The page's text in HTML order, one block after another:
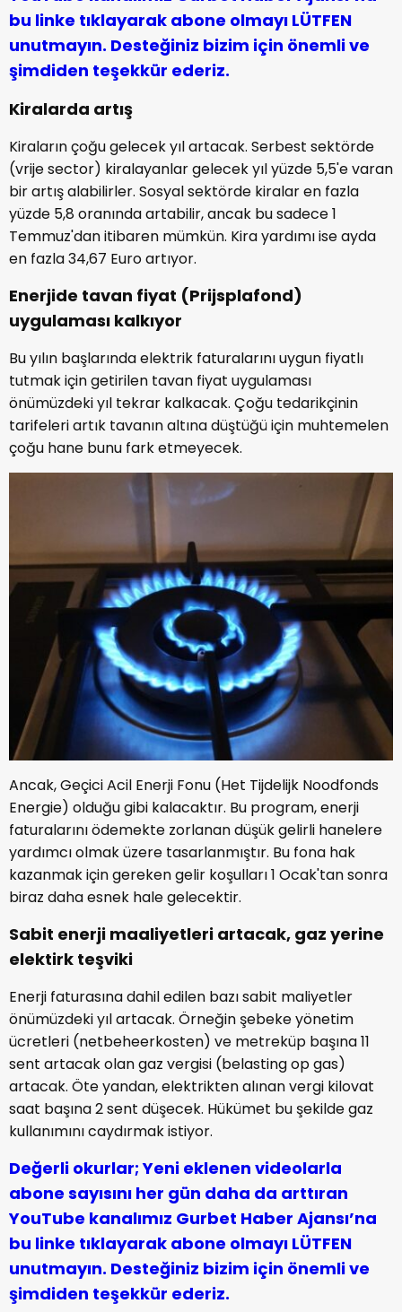
bu linke tıklayarak abone olmayı LÜTFEN
unutmayın. Desteğiniz bizim için önemli ve
şimdiden teşekkür ederiz.
Kiralarda artış
Kiraların çoğu gelecek yıl artacak. Serbest sektörde
(vrije sector) kiralayanlar gelecek yıl yüzde 5,5'e varan
bir artış alabilirler. Sosyal sektörde kiralar en fazla
yüzde 5,8 oranında artabilir, ancak bu sadece 1
Temmuz'dan itibaren mümkün. Kira yardımı ise ayda
en fazla 34,67 Euro artıyor.
Enerjide tavan fiyat (Prijsplafond)
uygulaması kalkıyor
Bu yılın başlarında elektrik faturalarını uygun fiyatlı
tutmak için getirilen tavan fiyat uygulaması
önümüzdeki yıl tekrar kalkacak. Çoğu tedarikçinin
tarifeleri artık tavanın altına düştüğü için muhtemelen
çoğu hane bunu fark etmeyecek.
Ancak, Geçici Acil Enerji Fonu (Het Tijdelijk Noodfonds
Energie) olduğu gibi kalacaktır. Bu program, enerji
faturalarını ödemekte zorlanan düşük gelirli hanelere
yardımcı olmak üzere tasarlanmıştır. Bu fona hak
kazanmak için gereken gelir koşulları 1 Ocak'tan sonra
biraz daha esnek hale gelecektir.
Sabit enerji maaliyetleri artacak, gaz yerine
elektirk teşviki
Enerji faturasına dahil edilen bazı sabit maliyetler
önümüzdeki yıl artacak. Örneğin şebeke yönetim
ücretleri (netbeheerkosten) ve metreküp başına 11
sent artacak olan gaz vergisi (belasting op gas)
artacak. Öte yandan, elektrikten alınan vergi kilovat
saat başına 2 sent düşecek. Hükümet bu şekilde gaz
kullanımını caydırmak istiyor.
Değerli okurlar; Yeni eklenen videolarla
abone sayısını her gün daha da arttıran
YouTube kanalımız Gurbet Haber Ajansı’na
bu linke tıklayarak abone olmayı LÜTFEN
unutmayın. Desteğiniz bizim için önemli ve
şimdiden teşekkür ederiz.